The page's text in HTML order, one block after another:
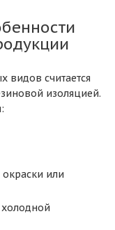
видов считается
изоляцией.
или